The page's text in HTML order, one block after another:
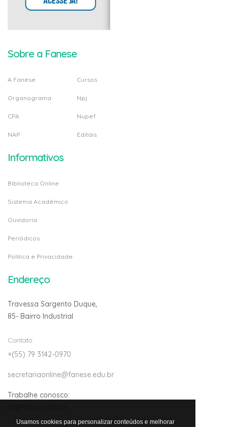
Usamos cookies para personalizar conteúdos e melhorar
Sobre a Fanese
A Fanese
Organograma
CPA
NAP
Cursos
Npj
Nupef
Editais
Informativos
Biblioteca Online
Sistema Acadêmico
Ouvidoria
Periódicos
Politica e Privacidade
Endereço
Travessa Sargento Duque,
85- Bairro Industrial
Contato
+(55) 79 3142-0970
secretariaonline@fanese.edu.br
Trabalhe conosco: